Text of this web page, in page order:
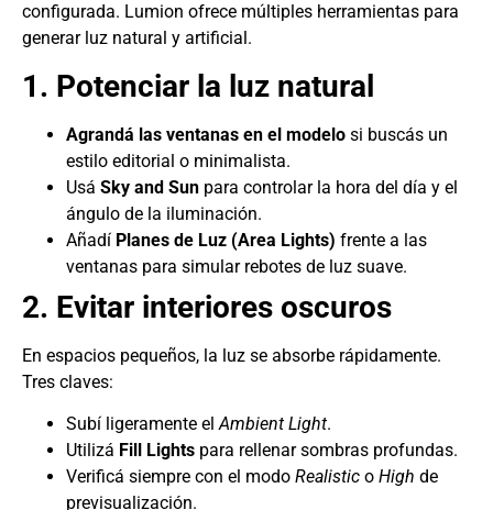
configurada. Lumion ofrece múltiples herramientas para
generar luz natural y artificial.
1. Potenciar la luz natural
Agrandá las ventanas en el modelo si buscás un
estilo editorial o minimalista.
Usá Sky and Sun para controlar la hora del día y el
ángulo de la iluminación.
Añadí Planes de Luz (Area Lights) frente a las
ventanas para simular rebotes de luz suave.
2. Evitar interiores oscuros
En espacios pequeños, la luz se absorbe rápidamente.
Tres claves:
Subí ligeramente elAmbient Light.
Utilizá Fill Lights para rellenar sombras profundas.
Verificá siempre con el modo Realistic o High de
previsualización.